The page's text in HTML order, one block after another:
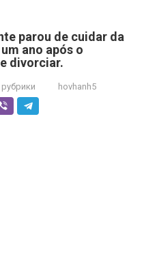
parou de cuidar da
ano após o
divorciar.
hovhanh5